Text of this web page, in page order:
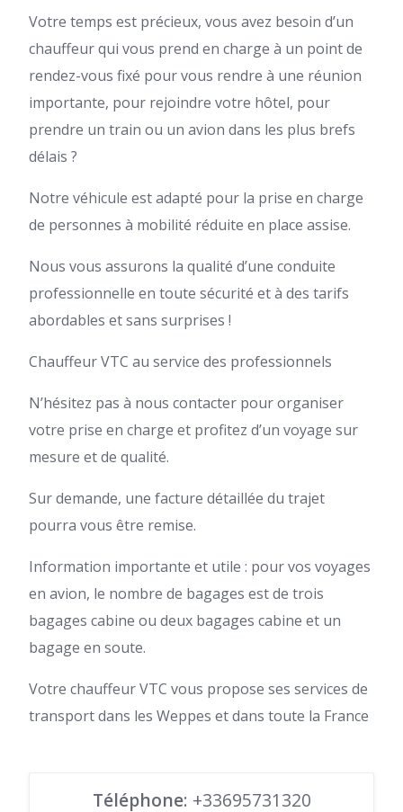
Votre temps est précieux, vous avez besoin d’un
chauffeur qui vous prend en charge à un point de
rendez-vous fixé pour vous rendre à une réunion
importante, pour rejoindre votre hôtel, pour
prendre un train ou un avion dans les plus brefs
délais ?
Notre véhicule est adapté pour la prise en charge
de personnes à mobilité réduite en place assise.
Nous vous assurons la qualité d’une conduite
professionnelle en toute sécurité et à des tarifs
abordables et sans surprises !
Chauffeur VTC au service des professionnels
N’hésitez pas à nous contacter pour organiser
votre prise en charge et profitez d’un voyage sur
mesure et de qualité.
Sur demande, une facture détaillée du trajet
pourra vous être remise.
Information importante et utile : pour vos voyages
en avion, le nombre de bagages est de trois
bagages cabine ou deux bagages cabine et un
bagage en soute.
Votre chauffeur VTC vous propose ses services de
transport dans les Weppes et dans toute la France
Téléphone: +33695731320